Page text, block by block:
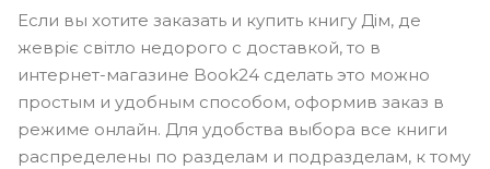
Если вы хотите заказать и купить книгу Дім, де
жевріє світло недорого с доставкой, то в
интернет-магазине Book24 сделать это можно
простым и удобным способом, оформив заказ в
режиме онлайн. Для удобства выбора все книги
распределены по разделам и подразделам, к тому